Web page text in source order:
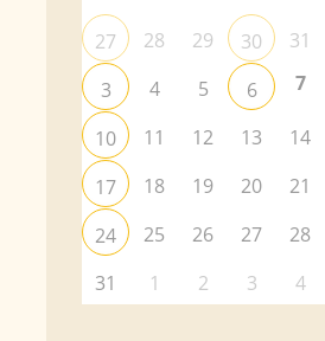
27 28 29 30 31
3
4 5 6 7
10
11 12 13 14
17
18 19 20 21
24
25 26 27 28
31
1 2 3 4